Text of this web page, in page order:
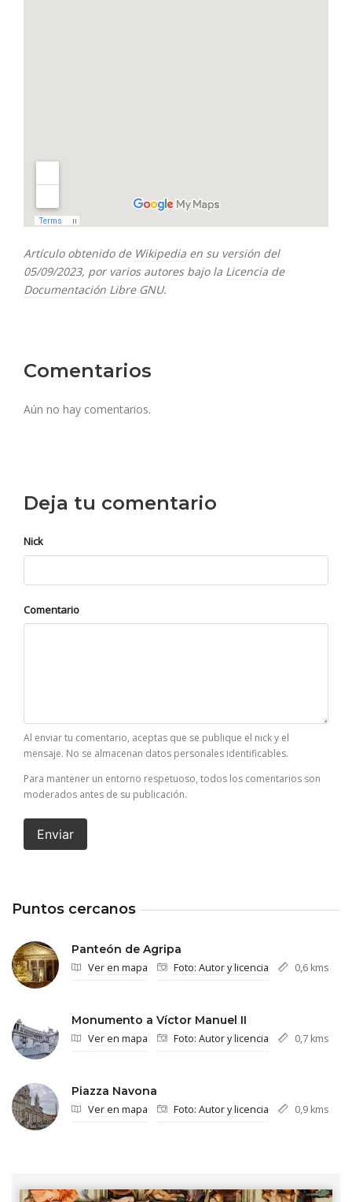
Artículo obtenido de Wikipedia en su versión del
05/09/2023, por varios autoresbajo la Licencia de
Documentación Libre GNU.
Comentarios
Aún no hay comentarios.
Deja tu comentario
Nick
Comentario
Al enviar tu comentario, aceptas que se publique el nick y el
mensaje. No se almacenan datos personales identificables.
Para mantener un entorno respetuoso, todos los comentarios son
moderados antes de su publicación.
Enviar
Puntos cercanos
Panteón de Agripa
Ver en mapa Foto: Autor y licencia 0,6 kms
Monumento a Víctor Manuel II
Ver en mapa Foto: Autor y licencia 0,7 kms
Piazza Navona
Ver en mapa Foto: Autor y licencia 0,9 kms